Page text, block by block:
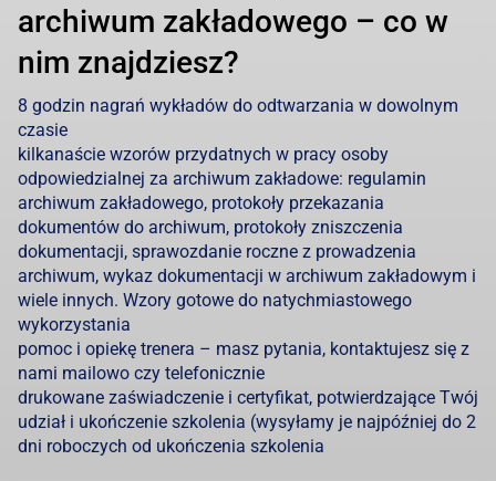
archiwum zakładowego – co w
nim znajdziesz?
8 godzin nagrań wykładów do odtwarzania w dowolnym
czasie
kilkanaście wzorów przydatnych w pracy osoby
odpowiedzialnej za archiwum zakładowe: regulamin
archiwum zakładowego, protokoły przekazania
dokumentów do archiwum, protokoły zniszczenia
dokumentacji, sprawozdanie roczne z prowadzenia
archiwum, wykaz dokumentacji w archiwum zakładowym i
wiele innych. Wzory gotowe do natychmiastowego
wykorzystania
pomoc i opiekę trenera – masz pytania, kontaktujesz się z
nami mailowo czy telefonicznie
drukowane zaświadczenie i certyfikat, potwierdzające Twój
udział i ukończenie szkolenia (wysyłamy je najpóźniej do 2
dni roboczych od ukończenia szkolenia